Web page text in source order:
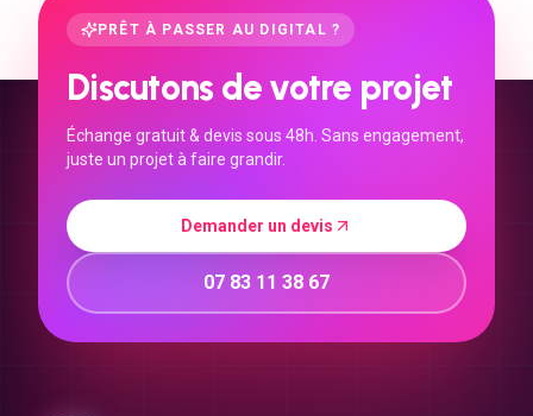
PRÊT À PASSER AU DIGITAL ?
Discutons de votre projet
Échange gratuit & devis sous 48h. Sans engagement,
juste un projet à faire grandir.
Demander un devis
07 83 11 38 67